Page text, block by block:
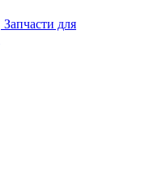
Запчасти для